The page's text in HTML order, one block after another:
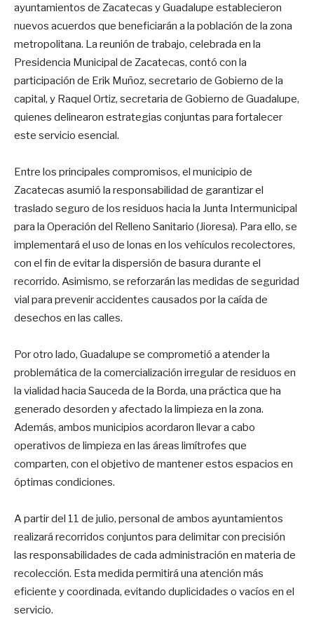
ayuntamientos de Zacatecas y Guadalupe establecieron
nuevos acuerdos que beneficiarán a la población de la zona
metropolitana. La reunión de trabajo, celebrada en la
Presidencia Municipal de Zacatecas, contó con la
participación de Erik Muñoz, secretario de Gobierno de la
capital, y Raquel Ortiz, secretaria de Gobierno de Guadalupe,
quienes delinearon estrategias conjuntas para fortalecer
este servicio esencial.
Entre los principales compromisos, el municipio de
Zacatecas asumió la responsabilidad de garantizar el
traslado seguro de los residuos hacia la Junta Intermunicipal
para la Operación del Relleno Sanitario (Jioresa). Para ello, se
implementará el uso de lonas en los vehículos recolectores,
con el fin de evitar la dispersión de basura durante el
recorrido. Asimismo, se reforzarán las medidas de seguridad
vial para prevenir accidentes causados por la caída de
desechos en las calles.
Por otro lado, Guadalupe se comprometió a atender la
problemática de la comercialización irregular de residuos en
la vialidad hacia Sauceda de la Borda, una práctica que ha
generado desorden y afectado la limpieza en la zona.
Además, ambos municipios acordaron llevar a cabo
operativos de limpieza en las áreas limítrofes que
comparten, con el objetivo de mantener estos espacios en
óptimas condiciones.
A partir del 11 de julio, personal de ambos ayuntamientos
realizará recorridos conjuntos para delimitar con precisión
las responsabilidades de cada administración en materia de
recolección. Esta medida permitirá una atención más
eficiente y coordinada, evitando duplicidades o vacíos en el
servicio.